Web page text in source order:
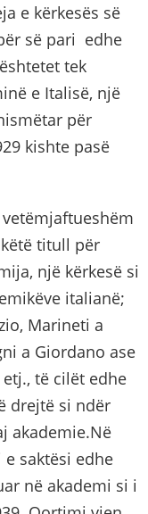
e kërkesës së
së pari edhe
tek
e Italisë, një
për
kishte pasë
titull për
një kërkesë si
italianë;
Marineti a
a Giordano ase
të cilët edhe
drejtë si ndër
akademie.Në
saktësi edhe
në akademi si i